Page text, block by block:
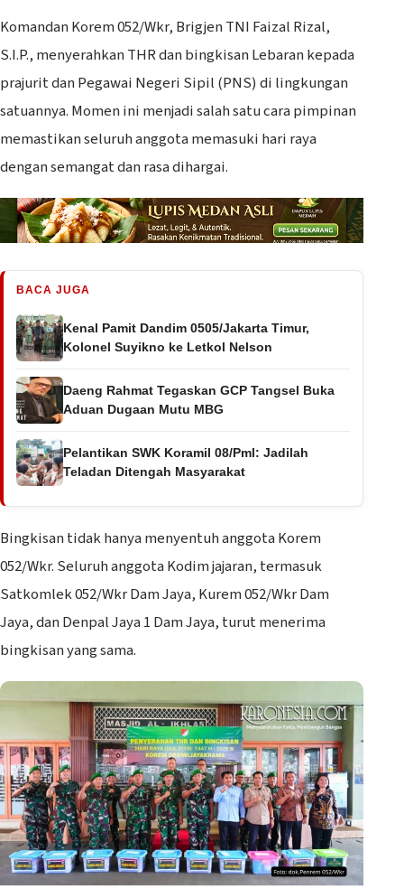
Komandan Korem 052/Wkr, Brigjen TNI Faizal Rizal,
S.I.P., menyerahkan THR dan bingkisan Lebaran kepada
prajurit dan Pegawai Negeri Sipil (PNS) di lingkungan
satuannya. Momen ini menjadi salah satu cara pimpinan
memastikan seluruh anggota memasuki hari raya
dengan semangat dan rasa dihargai.
BACA JUGA
Kenal Pamit Dandim 0505/Jakarta Timur,
Kolonel Suyikno ke Letkol Nelson
Daeng Rahmat Tegaskan GCP Tangsel Buka
Aduan Dugaan Mutu MBG
Pelantikan SWK Koramil 08/Pml: Jadilah
Teladan Ditengah Masyarakat
Bingkisan tidak hanya menyentuh anggota Korem
052/Wkr. Seluruh anggota Kodim jajaran, termasuk
Satkomlek 052/Wkr Dam Jaya, Kurem 052/Wkr Dam
Jaya, dan Denpal Jaya 1 Dam Jaya, turut menerima
bingkisan yang sama.